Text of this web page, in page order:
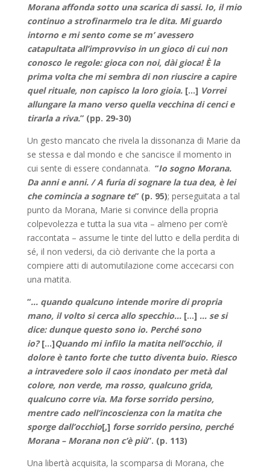
Morana affonda sotto una scarica di sassi. Io, il mio
continuo a strofinarmelo tra le dita. Mi guardo
intorno e mi sento come se m’ avessero
catapultata all’improvviso in un gioco di cui non
conosco le regole: gioca con noi, dài gioca! È la
prima volta che mi sembra di non riuscire a capire
quel rituale, non capisco la loro gioia. […] Vorrei
allungare la mano verso quella vecchina di cenci e
tirarla a riva.” (pp. 29-30)
Un gesto mancato che rivela la dissonanza di Marie da
se stessa e dal mondo e che sancisce il momento in
cui sente di essere condannata. “Io sogno Morana.
Da anni e anni. / A furia di sognare la tua dea, è lei
che comincia a sognare te” (p. 95); perseguitata a tal
punto da Morana, Marie si convince della propria
colpevolezza e tutta la sua vita – almeno per com’è
raccontata – assume le tinte del lutto e della perdita di
sé, il non vedersi, da ciò derivante che la porta a
compiere atti di automutilazione come accecarsi con
una matita.
“… quando qualcuno intende morire di propria
mano, il volto si cerca allo specchio… […] … se si
dice: dunque questo sono io. Perché sono
io?[…]Quando mi infilo la matita nell’occhio, il
dolore è tanto forte che tutto diventa buio. Riesco
a intravedere solo il caos inondato per metà dal
colore, non verde, ma rosso, qualcuno grida,
qualcuno corre via. Ma forse sorrido persino,
mentre cado nell’incoscienza con la matita che
sporge dall’occhio[,] forse sorrido persino, perché
Morana – Morana non c’è più”. (p. 113)
Una libertà acquisita, la scomparsa di Morana, che